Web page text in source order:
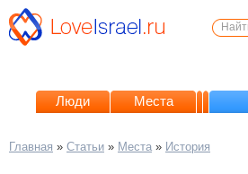
Люди Места
Главная » Статьи » Места » История